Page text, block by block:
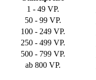
1 - 49 VP.
50 - 99 VP.
100 - 249 VP.
250 - 499 VP.
500 - 799 VP.
ab 800 VP.